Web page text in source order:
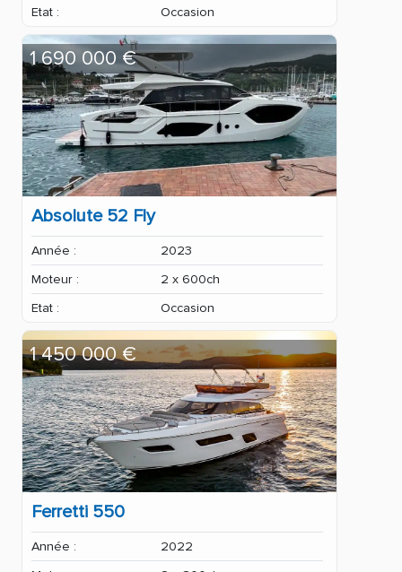
Etat :
Occasion
Absolute 52 Fly
Année :
2023
Moteur :
2 x 600ch
Etat :
Occasion
1 690 000 €
Ferretti 550
Année :
2022
1 450 000 €